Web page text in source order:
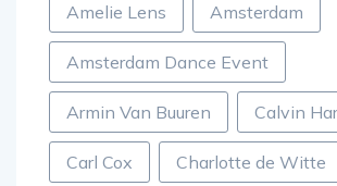
Amelie Lens Amsterdam
Amsterdam Dance Event
Armin Van Buuren Calvin
Carl Cox Charlotte de Witte